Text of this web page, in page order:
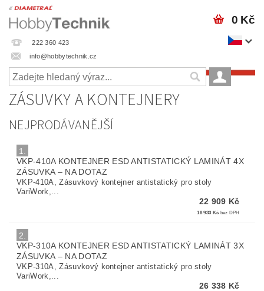
222 360 423
info@hobbytechnik.cz
0 Kč
ZÁSUVKY A KONTEJNERY
NEJPRODÁVANĚJŠÍ
1.
VKP-410A KONTEJNER ESD ANTISTATICKÝ LAMINÁT 4X
ZÁSUVKA – NA DOTAZ
VKP-410A, Zásuvkový kontejner antistatický pro stoly
VariWork,...
22 909 Kč
18 933 Kč bez DPH
2.
VKP-310A KONTEJNER ESD ANTISTATICKÝ LAMINÁT 3X
ZÁSUVKA – NA DOTAZ
VKP-310A, Zásuvkový kontejner antistatický pro stoly
VariWork,...
26 338 Kč